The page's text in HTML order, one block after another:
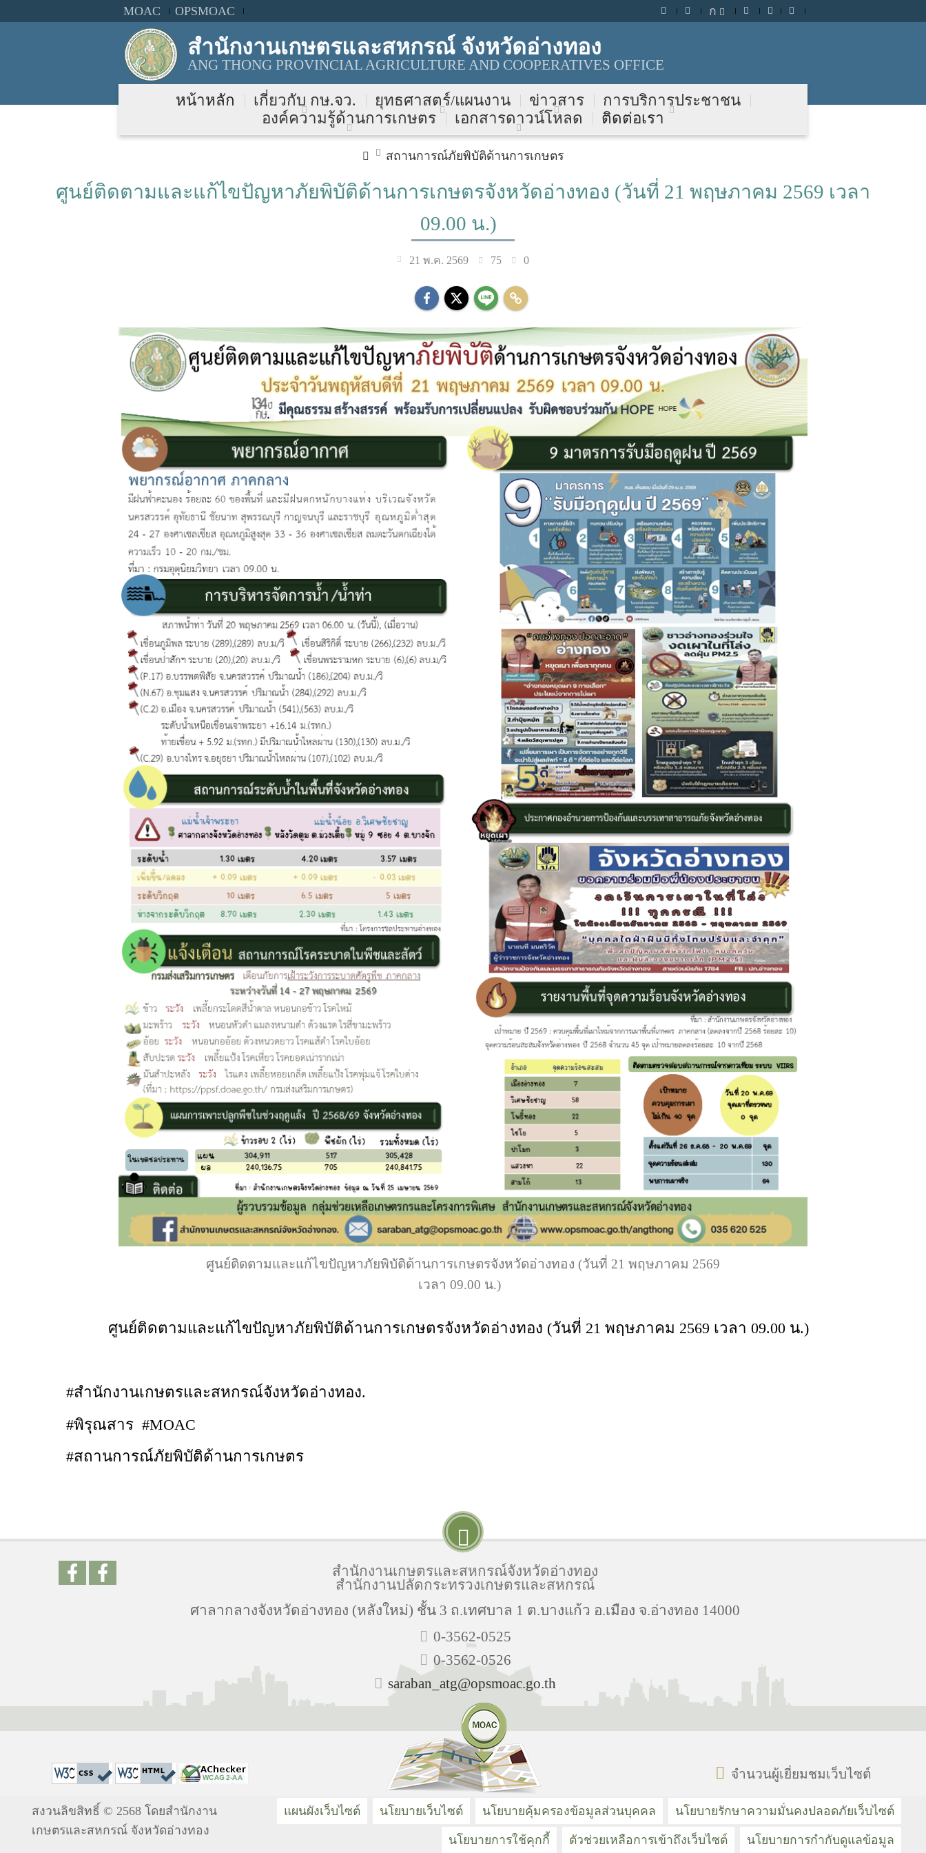
MOAC OPSMOAC ก
สำนักงานเกษตรและสหกรณ์ จังหวัดอ่างทอง
ANG THONG PROVINCIAL AGRICULTURE AND COOPERATIVES OFFICE
หน้าหลัก เกี่ยวกับ กษ.จว. ยุทธศาสตร์/แผนงาน ข่าวสาร
การบริการประชาชน
องค์ความรู้ด้านการเกษตร
เอกสารดาวน์โหลด ติดต่อเรา
สถานการณ์ภัยพิบัติด้านการเกษตร
ศูนย์ติดตามและแก้ไขปัญหาภัยพิบัติด้านการเกษตรจังหวัดอ่างทอง (วันที่ 21 พฤษภาคม 2569 เวลา
09.00 น.)
21 พ.ค. 2569 75 0
ศูนย์ติดตามและแก้ไขปัญหาภัยพิบัติด้านการเกษตรจังหวัดอ่างทอง (วันที่ 21 พฤษภาคม 2569
เวลา 09.00 น.)
ศูนย์ติดตามและแก้ไขปัญหาภัยพิบัติด้านการเกษตรจังหวัดอ่างทอง (วันที่ 21 พฤษภาคม 2569 เวลา 09.00 น.)
#สำนักงานเกษตรและสหกรณ์จังหวัดอ่างทอง.
#พิรุณสาร #MOAC
#สถานการณ์ภัยพิบัติด้านการเกษตร
สำนักงานเกษตรและสหกรณ์จังหวัดอ่างทอง
สำนักงานปลัดกระทรวงเกษตรและสหกรณ์
ศาลากลางจังหวัดอ่างทอง (หลังใหม่) ชั้น 3 ถ.เทศบาล 1 ต.บางแก้ว อ.เมือง จ.อ่างทอง 14000
0-3562-0525
0-3562-0526
saraban_atg@opsmoac.go.th
จำนวนผู้เยี่ยมชมเว็บไซต์
สงวนลิขสิทธิ์ © 2568 โดยสำนักงาน
เกษตรและสหกรณ์ จังหวัดอ่างทอง
แผนผังเว็บไซต์ นโยบายเว็บไซต์ นโยบายคุ้มครองข้อมูลส่วนบุคคล นโยบายรักษาความมั่นคงปลอดภัยเว็บไซต์
นโยบายการใช้คุกกี้ ตัวช่วยเหลือการเข้าถึงเว็บไซต์ นโยบายการกำกับดูแลข้อมูล